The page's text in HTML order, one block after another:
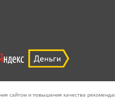
сайтом и повышения качества